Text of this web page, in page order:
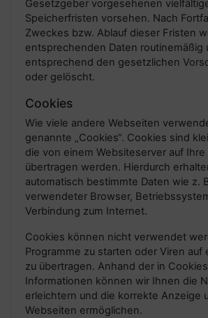
Gesetzgeber vorgesehenen
Speicherfristen vorsehen. Nach
Zweckes bzw. Ablauf dieser Fristen
entsprechenden Daten routinemäßig
entsprechend den gesetzlichen
oder gelöscht.
Cookies
Wie viele andere Webseiten
genannte „Cookies“. Cookies sind
die von einem Websiteserver auf
übertragen werden. Hierdurch
automatisch bestimmte Daten wie z.
verwendeter Browser,
Verbindung zum Internet.
Cookies können nicht verwendet
Programme zu starten oder Viren auf
zu übertragen. Anhand der in
Informationen können wir Ihnen die
erleichtern und die korrekte Anzeige
Webseiten ermöglichen.